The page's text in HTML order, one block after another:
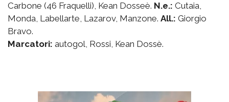
Carbone (46 Fraquelli), Kean Dosseè. N.e.: Cutaia,
Monda, Labellarte, Lazarov, Manzone. All.: Giorgio
Bravo.
Marcatori: autogol, Rossi, Kean Dossè.